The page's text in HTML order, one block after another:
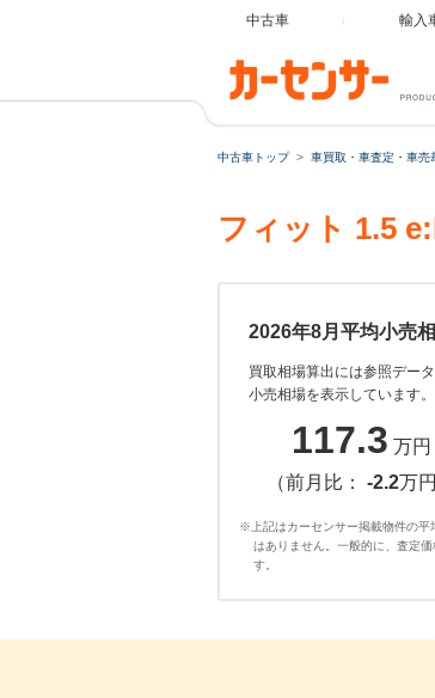
中古車 輸入
中古車トップ 車買取・車査定・車売
フィット 1.5
2026年8月平均小売
買取相場算出には参照デー
小売相場を表示しています。
117.3 万円
（前月比： -2.2万円
※上記はカーセンサー掲載物件の平
はありません。一般的に、査定
す。